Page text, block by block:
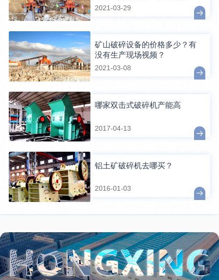
少？
2021-03-29
矿山破碎设备的价格多少？有
没有生产现场视频？
2021-03-08
哪家双击式破碎机产能高
2017-04-13
铝土矿破碎机去哪买？
2016-01-03